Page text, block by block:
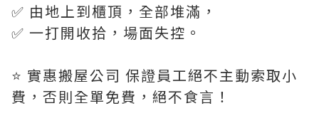
✅ 由地上到櫃頂，全部堆滿，
✅ 一打開收拾，場面失控。
⭐️ 實惠搬屋公司 保證員工絕不主動索取小
費，否則全單免費，絕不食言！